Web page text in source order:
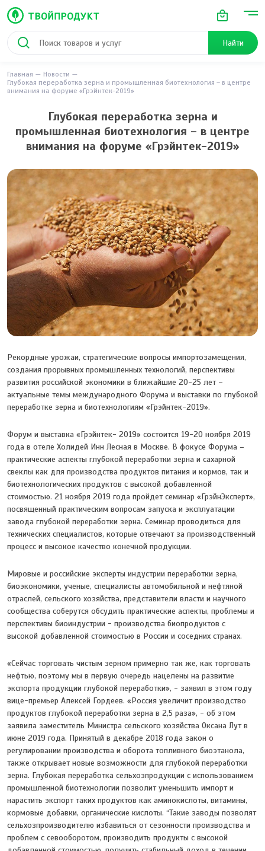
Найти
Главная
Новости
Глубокая переработка зерна и промышленная биотехнология – в центре
внимания на форуме «Грэйнтек-2019»
Глубокая переработка зерна и
промышленная биотехнология – в центре
внимания на форуме «Грэйнтек-2019»
Рекордные урожаи, стратегические вопросы импортозамещения,
создания прорывных промышленных технологий, перспективы
развития российской экономики в ближайшие 20-25 лет –
актуальные темы международного Форума и выставки по глубокой
переработке зерна и биотехнологиям «Грэйнтек-2019».
Форум и выставка «Грэйнтек- 2019» состоится 19-20 ноября 2019
года в отеле Холидей Инн Лесная в Москве. В фокусе Форума –
практические аспекты глубокой переработки зерна и сахарной
свеклы как для производства продуктов питания и кормов, так и
биотехнологических продуктов с высокой добавленной
стоимостью. 21 ноября 2019 года пройдет семинар «ГрэйнЭксперт»,
посвященный практическим вопросам запуска и эксплуатации
завода глубокой переработки зерна. Семинар проводиться для
технических специалистов, которые отвечают за производственный
процесс и высокое качество конечной продукции.
Мировые и российские эксперты индустрии переработки зерна,
биоэкономики, ученые, специалисты автомобильной и нефтяной
отраслей, сельского хозяйства, представители власти и научного
сообщества соберутся обсудить практические аспекты, проблемы и
перспективы биоиндустрии - производства биопродуктов с
высокой добавленной стоимостью в России и соседних странах.
«Сейчас торговать чистым зерном примерно так же, как торговать
нефтью, поэтому мы в первую очередь нацелены на развитие
экспорта продукции глубокой переработки», - заявил в этом году
вице-премьер Алексей Гордеев. «Россия увеличит производство
продуктов глубокой переработки зерна в 2,5 раза», - об этом
заявила заместитель Министра сельского хозяйства Оксана Лут в
июне 2019 года. Принятый в декабре 2018 года закон о
регулировании производства и оборота топливного биоэтанола,
также открывает новые возможности для глубокой переработки
зерна. Глубокая переработка сельхозпродукции с использованием
промышленной биотехнологии позволит уменьшить импорт и
нарастить экспорт таких продуктов как аминокислоты, витамины,
кормовые добавки, органические кислоты. “Такие заводы позволят
сельхозпроизводителю избавиться от сезонности производства и
проблем с севооборотом, производить продукты с высокой